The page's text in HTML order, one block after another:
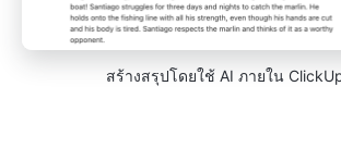
สร้างสรุปโดยใช้ AI ภายใน